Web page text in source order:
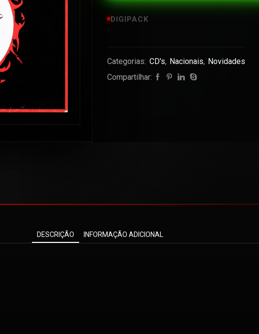
DIGIPACK
Categorias: CD's, Nacionais, Novidades
Compartilhar:
DESCRIÇÃO INFORMAÇÃO ADICIONAL